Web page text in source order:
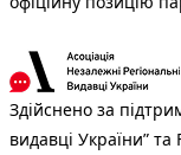
Здійснено за
видавці України”